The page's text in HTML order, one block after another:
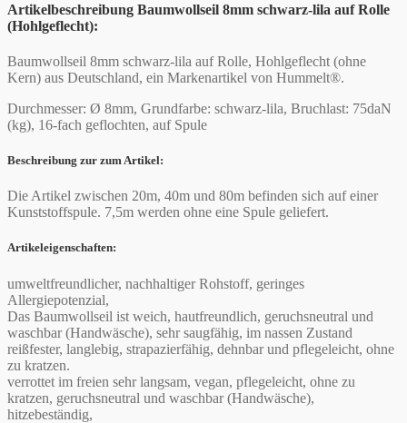
Artikelbeschreibung Baumwollseil 8mm schwarz-lila auf Rolle
(Hohlgeflecht):
Baumwollseil 8mm schwarz-lila auf Rolle, Hohlgeflecht (ohne
Kern) aus Deutschland, ein Markenartikel von Hummelt®.
Durchmesser: Ø 8mm, Grundfarbe: schwarz-lila, Bruchlast: 75daN
(kg), 16-fach geflochten, auf Spule
Beschreibung zur zum Artikel:
Die Artikel zwischen 20m, 40m und 80m befinden sich auf einer
Kunststoffspule. 7,5m werden ohne eine Spule geliefert.
Artikeleigenschaften:
umweltfreundlicher, nachhaltiger Rohstoff, geringes
Allergiepotenzial,
Das Baumwollseil ist weich, hautfreundlich, geruchsneutral und
waschbar (Handwäsche), sehr saugfähig, im nassen Zustand
reißfester, langlebig, strapazierfähig, dehnbar und pflegeleicht, ohne
zu kratzen.
verrottet im freien sehr langsam, vegan, pflegeleicht, ohne zu
kratzen, geruchsneutral und waschbar (Handwäsche),
hitzebeständig,